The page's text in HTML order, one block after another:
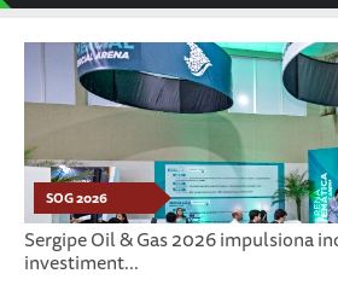
SOG 2026
Sergipe Oil & Gas 2026 impulsiona
investiment...